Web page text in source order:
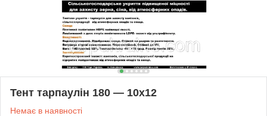
Тент тарпаулін 180 — 10х12
Немає в наявності